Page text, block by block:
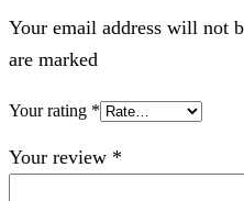
Your email address will not
are marked
Your rating *
Your review *